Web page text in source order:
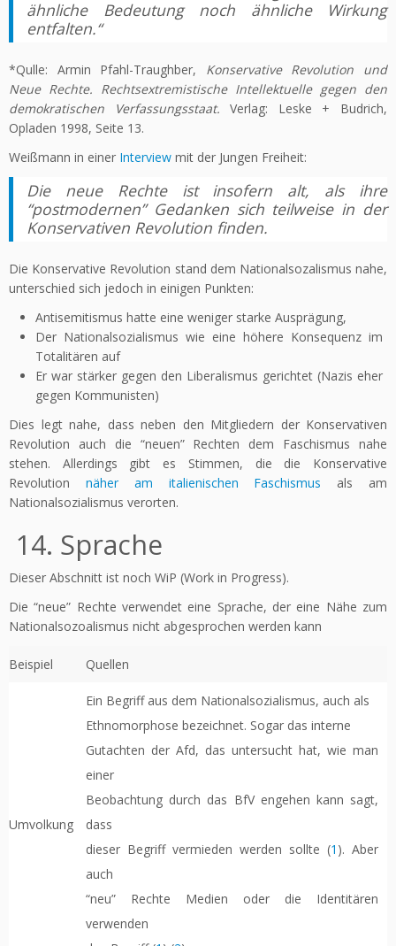
ähnliche Bedeutung noch ähnliche Wirkung
entfalten.“
*Qulle: Armin Pfahl-Traughber, Konservative Revolution und
Neue Rechte. Rechtsextremistische Intellektuelle gegen den
demokratischen Verfassungsstaat. Verlag: Leske + Budrich,
Opladen 1998, Seite 13.
Weißmann in einer Interview mit der Jungen Freiheit:
Die neue Rechte ist insofern alt, als ihre
“postmodernen” Gedanken sich teilweise in der
Konservativen Revolution finden.
Die Konservative Revolution stand dem Nationalsozalismus nahe,
unterschied sich jedoch in einigen Punkten:
Antisemitismus hatte eine weniger starke Ausprägung,
Der Nationalsozialismus wie eine höhere Konsequenz im
Totalitären auf
Er war stärker gegen den Liberalismus gerichtet (Nazis eher
gegen Kommunisten)
Dies legt nahe, dass neben den Mitgliedern der Konservativen
Revolution auch die “neuen” Rechten dem Faschismus nahe
stehen. Allerdings gibt es Stimmen, die die Konservative
Revolution näher am italienischen Faschismus als am
Nationalsozialismus verorten.
14. Sprache
Dieser Abschnitt ist noch WiP (Work in Progress).
Die “neue” Rechte verwendet eine Sprache, der eine Nähe zum
Nationalsozoalismus nicht abgesprochen werden kann
Beispiel Quellen
Umvolkung
Ein Begriff aus dem Nationalsozialismus, auch als
Ethnomorphose bezeichnet. Sogar das interne
Gutachten der Afd, das untersucht hat, wie man
einer
Beobachtung durch das BfV engehen kann sagt,
dass
dieser Begriff vermieden werden sollte (1 ). Aber
auch
“neu” Rechte Medien oder die Identitären
verwenden